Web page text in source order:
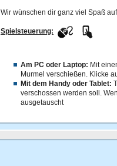
Wir wünschen dir ganz viel Spaß
Spielsteuerung:
Am PC oder Laptop: Mit
Murmel verschießen. Klicke
Mit dem Handy oder Tablet:
verschossen werden soll.
ausgetauscht